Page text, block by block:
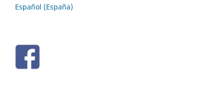
Español (España)